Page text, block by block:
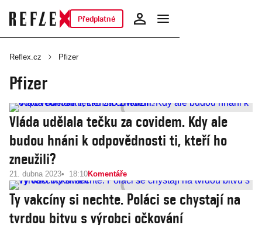
Předplatné
Reflex.cz Pfizer
Pfizer
Vláda udělala tečku za covidem. Kdy ale
budou hnáni k odpovědnosti ti, kteří ho
zneužili?
21. dubna 2023 18:10Komentáře
Ty vakcíny si nechte. Poláci se chystají na
tvrdou bitvu s výrobci očkování